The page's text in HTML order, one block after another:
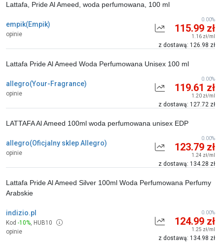
empik(Empik)
opinie
Lattafa, Pride Al Ameed, woda perfumowana, 100 ml
115.99 zł
1.16 zł/ml
z dostawą: 126.98 zł
0.00%
allegro(Your-Fragrance)
opinie
Lattafa Pride Al Ameed Woda Perfumowana Unisex 100 ml
119.61 zł
1.20 zł/ml
z dostawą: 127.72 zł
0.00%
allegro(Oficjalny sklep Allegro)
opinie
LATTAFA Al Ameed 100ml woda perfumowana unisex EDP
123.79 zł
1.24 zł/ml
z dostawą: 134.28 zł
0.00%
indizio.pl
Kod -10%, HUB10
opinie
Lattafa Pride Al Ameed Silver 100ml Woda Perfumowana Perfumy
Arabskie
124.99 zł
1.25 zł/ml
z dostawą: 134.98 zł
0.00%